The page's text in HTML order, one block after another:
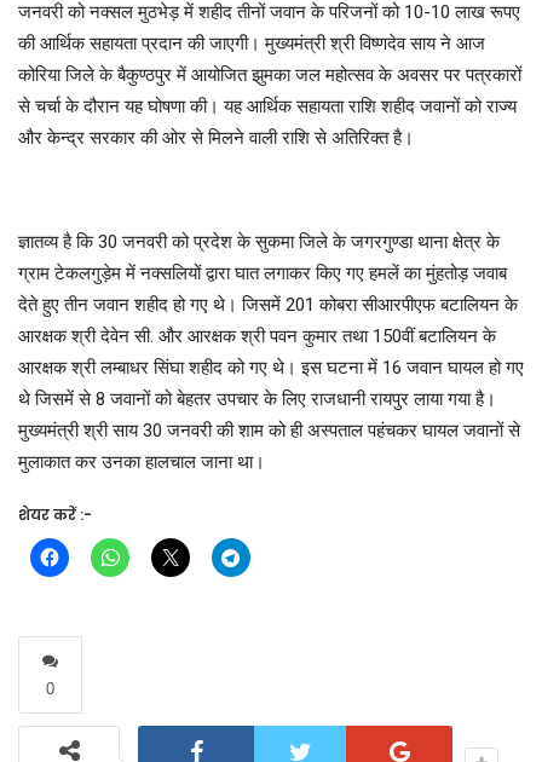
जनवरी को नक्सल मुठभेड़ में शहीद तीनों जवान के परिजनों को 10-10 लाख रूपए
की आर्थिक सहायता प्रदान की जाएगी। मुख्यमंत्री श्री विष्णदेव साय ने आज
कोरिया जिले के बैकुण्ठपुर में आयोजित झुमका जल महोत्सव के अवसर पर पत्रकारों
से चर्चा के दौरान यह घोषणा की। यह आर्थिक सहायता राशि शहीद जवानों को राज्य
और केन्द्र सरकार की ओर से मिलने वाली राशि से अतिरिक्त है।
ज्ञातव्य है कि 30 जनवरी को प्रदेश के सुकमा जिले के जगरगुण्डा थाना क्षेत्र के
ग्राम टेकलगुड़ेम में नक्सलियों द्वारा घात लगाकर किए गए हमलें का मुंहतोड़ जवाब
देते हुए तीन जवान शहीद हो गए थे। जिसमें 201 कोबरा सीआरपीएफ बटालियन के
आरक्षक श्री देवेन सी. और आरक्षक श्री पवन कुमार तथा 150वीं बटालियन के
आरक्षक श्री लम्बाधर सिंघा शहीद को गए थे। इस घटना में 16 जवान घायल हो गए
थे जिसमें से 8 जवानों को बेहतर उपचार के लिए राजधानी रायपुर लाया गया है।
मुख्यमंत्री श्री साय 30 जनवरी की शाम को ही अस्पताल पहंचकर घायल जवानों से
मुलाकात कर उनका हालचाल जाना था।
शेयर करें :-
0